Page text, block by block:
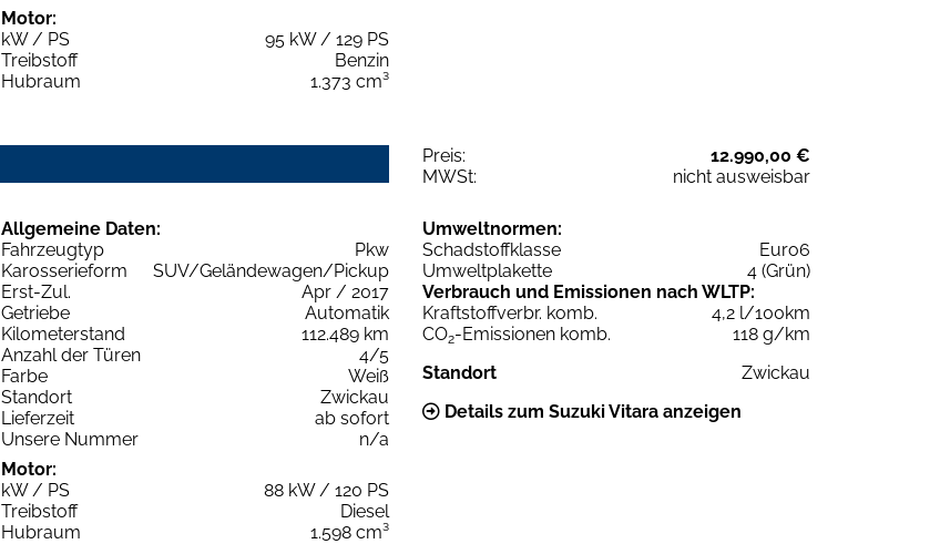
Motor:
kW / PS
95 kW / 129 PS
Treibstoff
Benzin
Hubraum
1.373 cm³
Preis:
12.990,00 €
MWSt:
nicht ausweisbar
Allgemeine Daten:
Fahrzeugtyp
Pkw
Karosserieform
SUV/Geländewagen/Pickup
Erst-Zul.
Apr / 2017
Getriebe
Automatik
Kilometerstand
112.489 km
Anzahl der Türen
4/5
Farbe
Weiß
Standort
Zwickau
Lieferzeit
ab sofort
Unsere Nummer
n/a
Motor:
kW / PS
88 kW / 120 PS
Treibstoff
Diesel
Hubraum
1.598 cm³
Umweltnormen:
Schadstoffklasse
Euro6
Umweltplakette
4 (Grün)
Verbrauch und Emissionen nach WLTP:
Kraftstoffverbr. komb.
4,2 l/100km
CO2-Emissionen komb.
118 g/km
Standort
Zwickau
Details zum Suzuki Vitara anzeigen